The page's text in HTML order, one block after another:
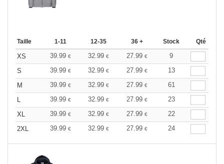
Taille 1-11 12-35 36 + Stock Qté
XS 39.99 € 32.99 € 27.99 €
9
S
39.99 € 32.99 € 27.99 €
13
M
39.99 € 32.99 € 27.99 €
61
L
39.99 € 32.99 € 27.99 €
23
XL
39.99 € 32.99 € 27.99 €
22
2XL
39.99 € 32.99 € 27.99 € 24